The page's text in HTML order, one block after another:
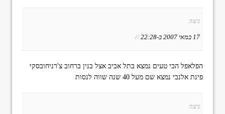
ניצה
17 במאי 2007 ב-22:28 //
הפלאפל הכי טעים נמצא בתל אביב אצל בנין ברחוב צ'רניחובסקי
פינת אלנבי נמצא שם מעל 40 שנה שווה לנסות
ניצה